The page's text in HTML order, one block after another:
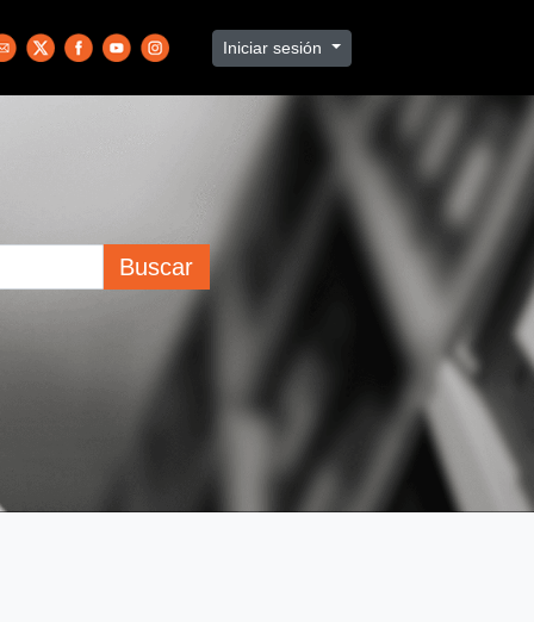
Iniciar sesión
Buscar